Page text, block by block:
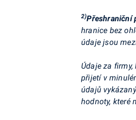
2)Přeshraniční
hranice bez
údaje jsou
Údaje za
přijetí v
údajů
hodnoty, které